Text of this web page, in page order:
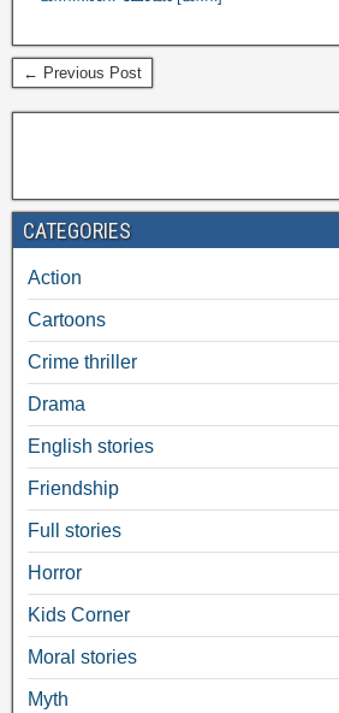
← Previous Post
CATEGORIES
Action
Cartoons
Crime thriller
Drama
English stories
Friendship
Full stories
Horror
Kids Corner
Moral stories
Myth